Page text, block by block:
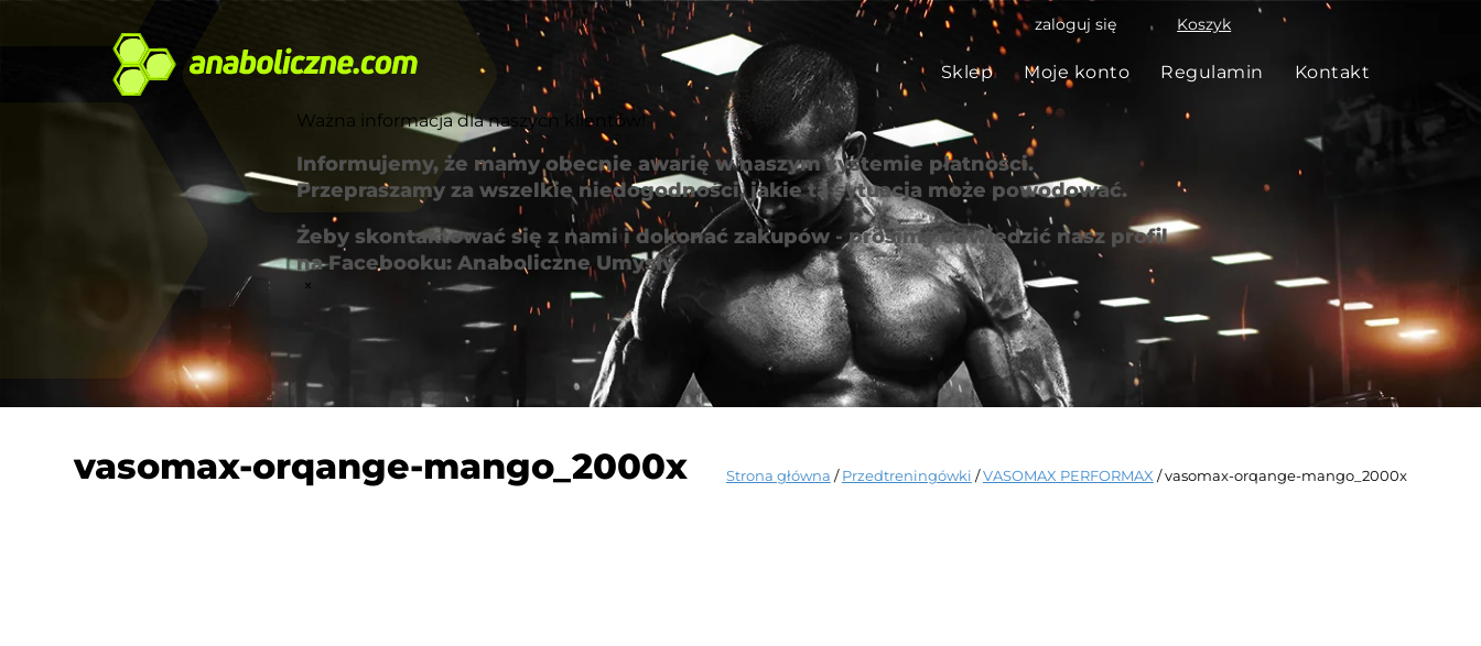
Koszyk
zaloguj się
Sklep Moje konto Regulamin Kontakt
Strona główna /Przedtreningówki /VASOMAX PERFORMAX / vasomax-orqange-mango_2000x
vasomax-orqange-mango_2000x
Ważna informacja dla naszych klientów!
Informujemy, że mamy obecnie awarię w naszym systemie płatności.
Przepraszamy za wszelkie niedogodności, jakie ta sytuacja może powodować.
Żeby skontaktować się z nami i dokonać zakupów - prosimy odwiedzić nasz profil
na Facebooku: Anaboliczne Umysły
×